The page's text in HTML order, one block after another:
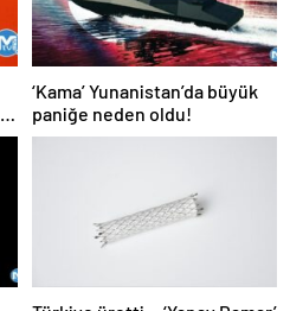
‘Kama’ Yunanistan’da büyük
paniğe neden oldu!